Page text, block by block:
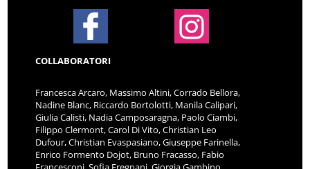
COLLABORATORI
Francesca Arcaro, Massimo Altini, Corrado Bellora,
Nadine Blanc, Riccardo Bortolotti, Manila Calipari,
Giulia Calisti, Nadia Camposaragna, Paolo Ciambi,
Filippo Clermont, Carol Di Vito, Christian Leo
Dufour, Christian Evaspasiano, Giuseppe Farinella,
Enrico Formento Dojot, Bruno Fracasso, Fabio